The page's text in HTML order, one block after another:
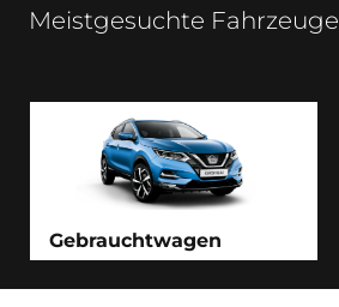
Meistgesuchte Fahrzeuge
Gebrauchtwagen